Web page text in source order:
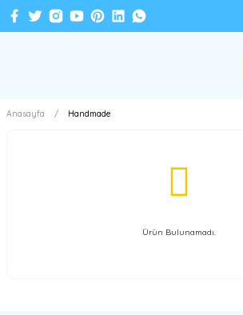
Anasayfa Handmade
Ürün Bulunamadı.